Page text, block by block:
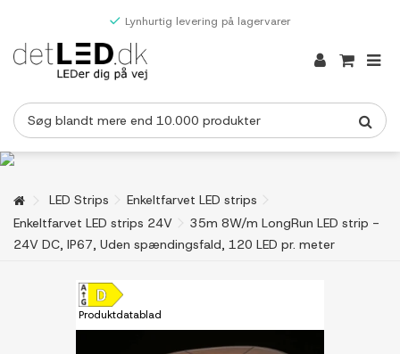
Lynhurtig levering på lagervarer
LED Strips
Enkeltfarvet LED strips
Enkeltfarvet LED strips 24V
35m 8W/m LongRun LED strip -
24V DC, IP67, Uden spændingsfald, 120 LED pr. meter
Produktdatablad